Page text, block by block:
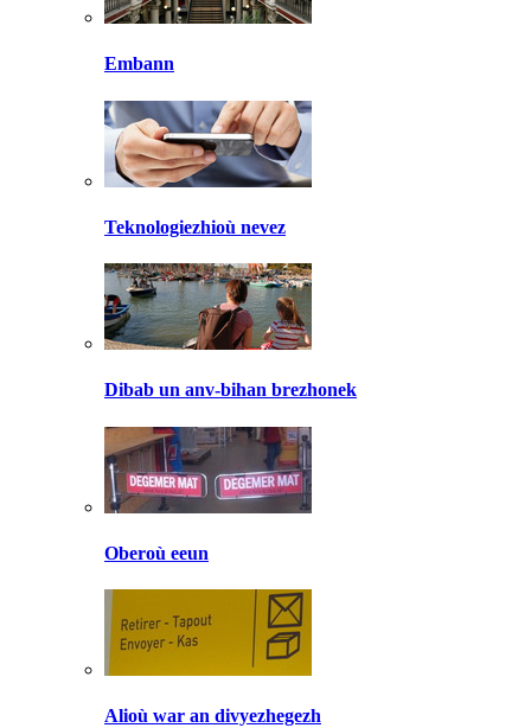
Embann
Teknologiezhioù nevez
Dibab un anv-bihan brezhonek
Oberoù eeun
Alioù war an divyezhegezh